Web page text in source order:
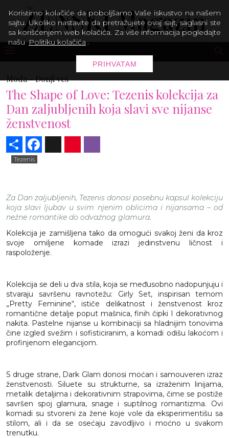
Moda -Donji veš
The Shape of Love: Tezenis kolekcija za
Dan zaljubljenih koja slavi sve nijanse
ženstvenost
Share
Tezenis
Za Dan zaljubljenih, Tezenis donosi posebnu kapsul kolekciju
koja slavi ljubav u svim njenim oblicima i nijansama – od
nežne romantike do odvažnog glamura.
Kolekcija je zamišljena tako da omogući svakoj ženi da kroz
svoje omiljene komade izrazi jedinstvenu ličnost i
raspoloženje.
Kolekcija se deli u dva stila, koja se međusobno nadopunjuju i
stvaraju savršenu ravnotežu: Girly Set, inspirisan temom
„Pretty Feminine“, ističe delikatnost i ženstvenost kroz
romantične detalje poput mašnica, finih čipki I dekorativnog
nakita. Pastelne nijanse u kombinaciji sa hladnijim tonovima
čine izgled svežim i sofisticiranim, a komadi odišu lakoćom i
profinjenom elegancijom.
S druge strane, Dark Glam donosi moćan i samouveren izraz
ženstvenosti. Siluete su strukturne, sa izraženim linijama,
metalik detaljima i dekorativnim strapovima, čime se postiže
savršen spoj glamura, snage i suptilnog romantizma. Ovi
komadi su stvoreni za žene koje vole da eksperimentišu sa
stilom, ali i da se osećaju zavodljivo i moćno u svakom
trenutku.
Koristimo kolačiće da poboljšamo Vaše iskustvo na našem
sajtu. Ukoliko nastavite da pretražujete ovaj sajt, saglasni ste
sa korišćenjem web kolačića. Za više informacija pogledajte
našu Politiku kolačića .
PRIHVATAM